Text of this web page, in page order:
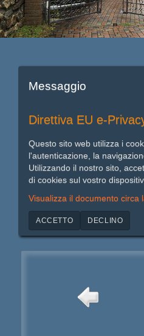
Messaggio
Direttiva EU e-
Questo sito web utilizza i
l'autenticazione, la
Utilizzando il nostro sito,
di cookies sul vostro
Visualizza il documento circa
ACCETTO DECLINO